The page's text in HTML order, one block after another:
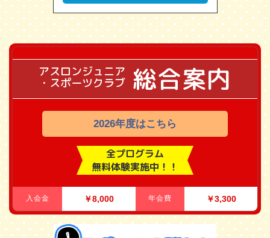
アスロンジュニア
・スポーツクラブ 総合案内
2026年度はこちら
全プログラム
無料体験実施中！！
入会金 ￥8,000 年会費 ￥3,300